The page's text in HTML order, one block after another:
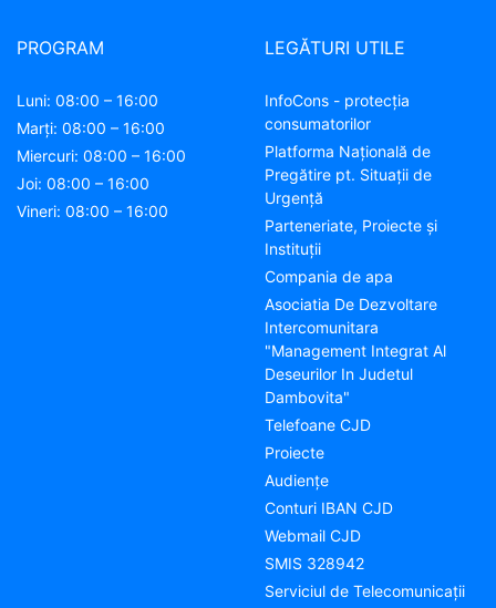
LEGĂTURI UTILE
InfoCons - protecția
consumatorilor
Platforma Națională de
Pregătire pt. Situații de
Urgență
Parteneriate, Proiecte și
Instituții
Compania de apa
Asociatia De Dezvoltare
Intercomunitara
"Management Integrat Al
Deseurilor In Judetul
Dambovita"
Telefoane CJD
Proiecte
Audienţe
Conturi IBAN CJD
Webmail CJD
SMIS 328942
Serviciul de Telecomunicații
PROGRAM
Luni: 08:00 – 16:00
Marți: 08:00 – 16:00
Miercuri: 08:00 – 16:00
Joi: 08:00 – 16:00
Vineri: 08:00 – 16:00